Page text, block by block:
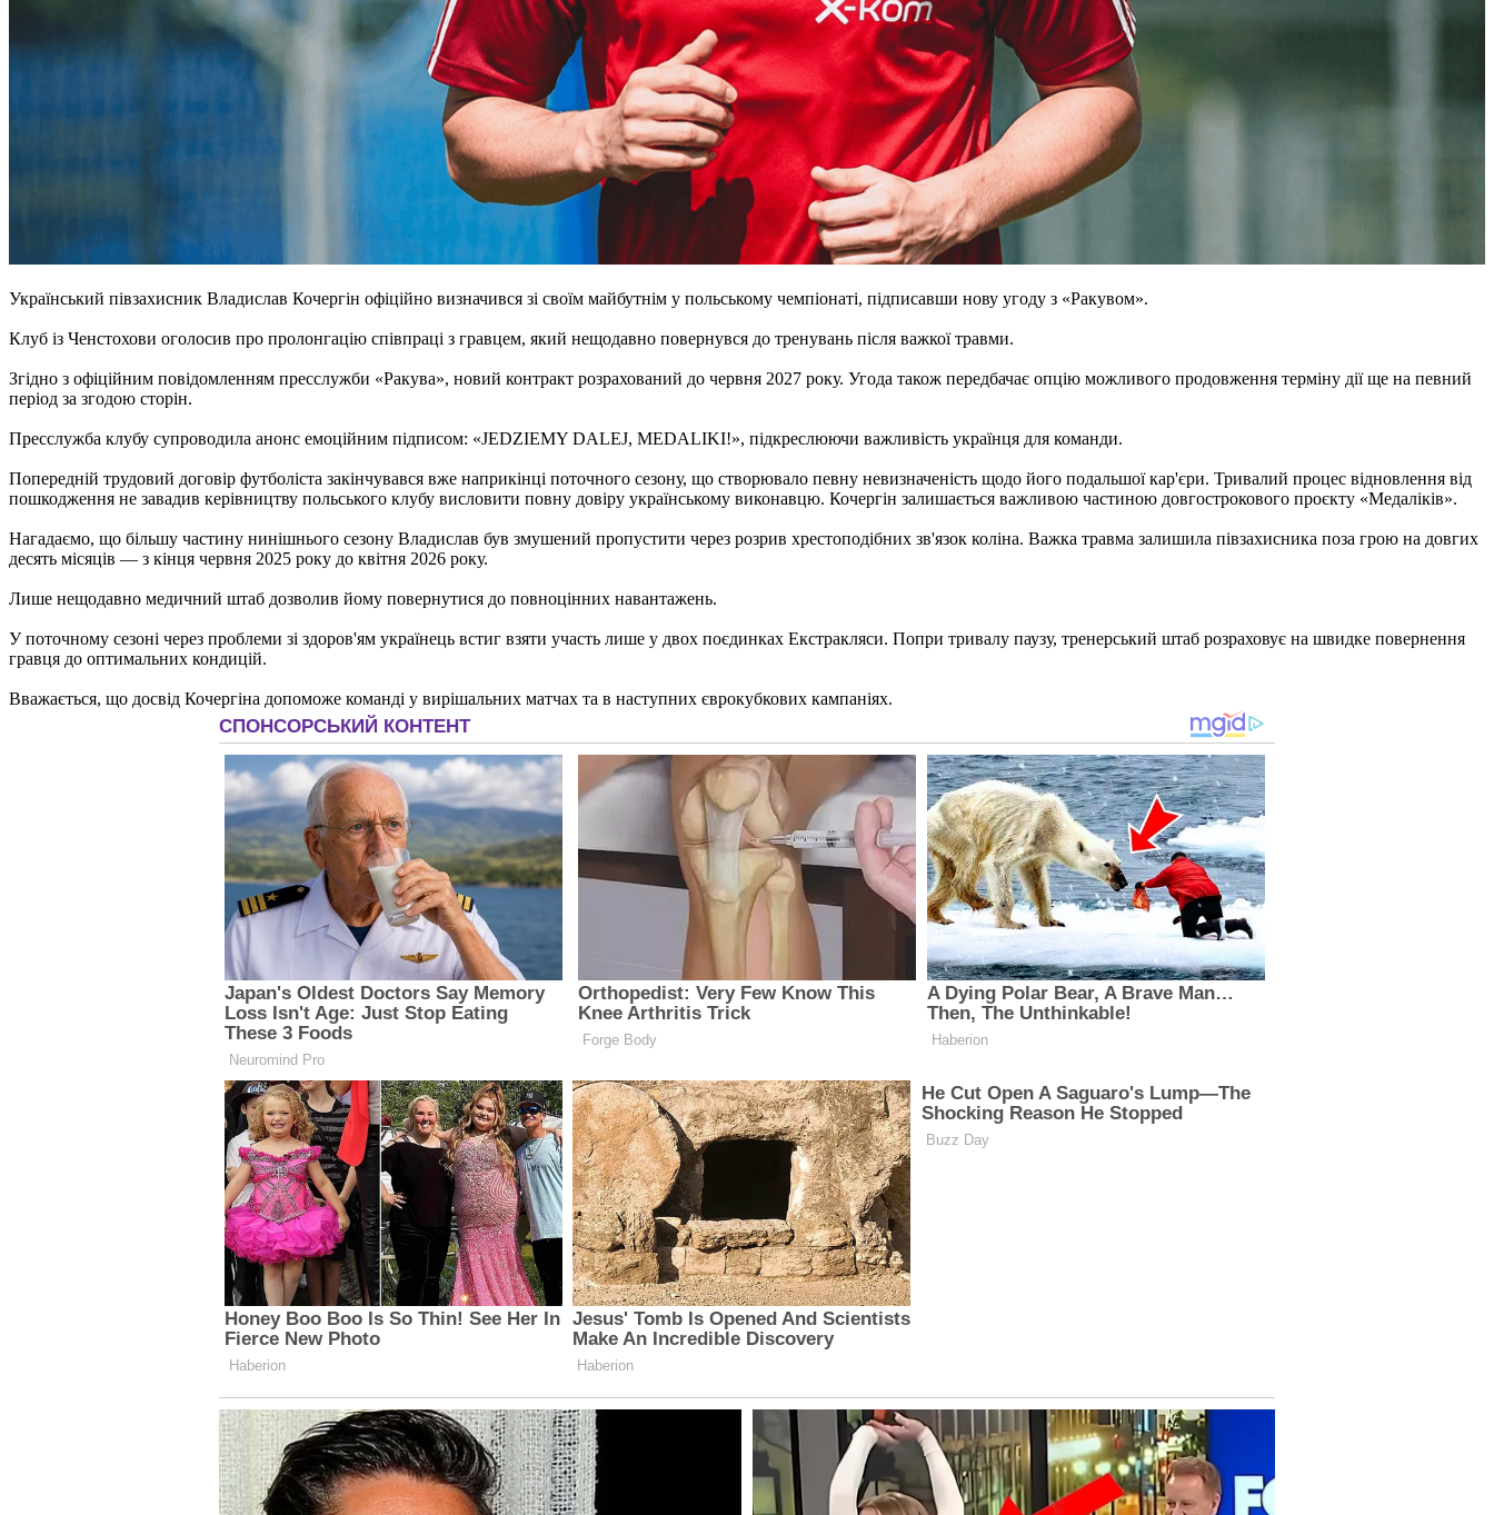
Український півзахисник Владислав Кочергін офіційно визначився зі своїм майбутнім у польському чемпіонаті, підписавши нову угоду з «Ракувом».
Клуб із Ченстохови оголосив про пролонгацію співпраці з гравцем, який нещодавно повернувся до тренувань після важкої травми.
Згідно з офіційним повідомленням пресслужби «Ракува», новий контракт розрахований до червня 2027 року. Угода також передбачає опцію можливого продовження терміну дії ще на певний
період за згодою сторін.
Пресслужба клубу супроводила анонс емоційним підписом: «JEDZIEMY DALEJ, MEDALIKI!», підкреслюючи важливість українця для команди.
Попередній трудовий договір футболіста закінчувався вже наприкінці поточного сезону, що створювало певну невизначеність щодо його подальшої кар'єри. Тривалий процес відновлення від
пошкодження не завадив керівництву польського клубу висловити повну довіру українському виконавцю. Кочергін залишається важливою частиною довгострокового проєкту «Медаліків».
Нагадаємо, що більшу частину нинішнього сезону Владислав був змушений пропустити через розрив хрестоподібних зв'язок коліна. Важка травма залишила півзахисника поза грою на довгих
десять місяців — з кінця червня 2025 року до квітня 2026 року.
Лише нещодавно медичний штаб дозволив йому повернутися до повноцінних навантажень.
У поточному сезоні через проблеми зі здоров'ям українець встиг взяти участь лише у двох поєдинках Екстракляси. Попри тривалу паузу, тренерський штаб розраховує на швидке повернення
гравця до оптимальних кондицій.
Вважається, що досвід Кочергіна допоможе команді у вирішальних матчах та в наступних єврокубкових кампаніях.